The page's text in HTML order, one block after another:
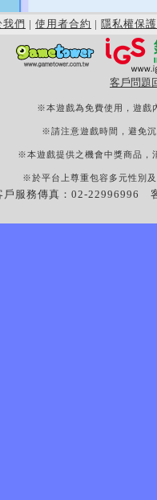
我們 | 使用者合約 | 隱私權保護
客戶問題
※本遊戲為免費使用，遊戲
※請注意遊戲時間，避免
※本遊戲提供之機會中獎商品，
※於平台上尊重包容多元性別
服務傳真：02-22996996